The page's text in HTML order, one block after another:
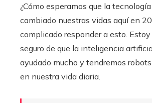
¿Cómo esperamos que la
cambiado nuestras vidas aquí en
complicado responder a esto.
seguro de que la inteligencia
ayudado mucho y tendremos
en nuestra vida diaria.